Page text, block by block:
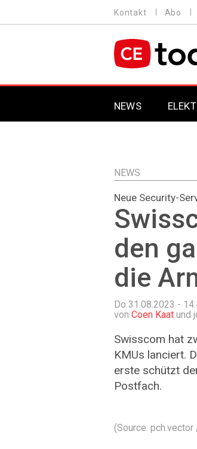
zum
MENU
Kontakt Abo
MAIN NAVIGATION
NEWS
NEWS
Neue Security-
den
die
Do 31.08.2023 -
von Coen Kaat und
Swisscom hat
KMUs lanciert.
erste schützt
Postfach.
(Source: